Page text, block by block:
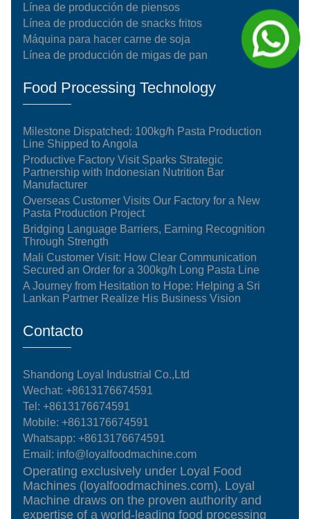
Línea de producción de piensos
Línea de producción de snacks fritos
Máquina para hacer carne de soja
Línea de producción de migas de pan
Food Processing Technology
Milestone Dispatched: 100kg/h Pasta Production
Line Shipped to Angola
Productive Factory Visit Sparks Strategic
Partnership with Indonesian Nutrition Bar
Manufacturer
Overseas Customer Visits Our Factory for a New
Pasta Production Project
Bridging Language Barriers, Earning Recognition
Through Strength
Mali Customer Visit: How Clear Communication
Secured an Order for a 300kg/h Long Pasta Line
A Journey from Hesitation to Hope: Helping a Sri
Lankan Partner Realize His Business Vision
Contacto
Shandong Loyal Industrial Co.,Ltd
Wechat: +8613176674591
Tel:+8613176674591
Mobile:+8613176674591
Whatsapp:+8613176674591
Email: info@loyalfoodmachine.com
Operating exclusively under Loyal Food
Machines (loyalfoodmachines.com), Loyal
Machine draws on the proven authority and
expertise of a world-leading food processing